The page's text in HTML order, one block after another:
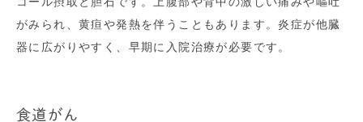
がみられ、黄疸や発熱を伴うこともあります。炎症が他臓
器に広がりやすく、早期に入院治療が必要です。
食道がん